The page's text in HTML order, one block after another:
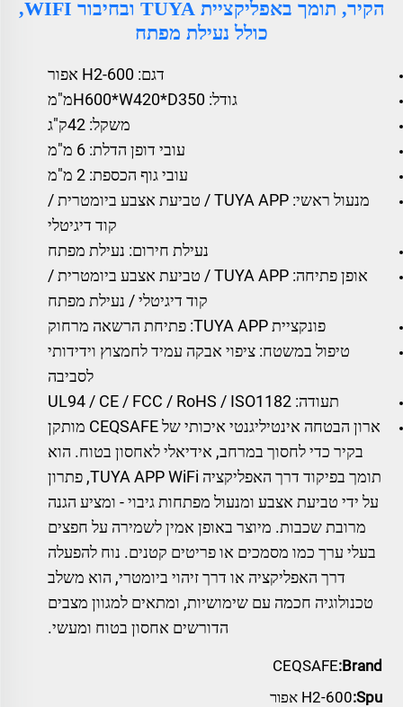
הקיר, תומך באפליקציית TUYA ובחיבור WIFI,
כולל נעילת מפתח
דגם: H2-600 אפור
גודל: H600*W420*D350מ"מ
משקל: 42ק"ג
עובי דופן הדלת: 6 מ"מ
עובי גוף הכספת: 2 מ"מ
מנעול ראשי: TUYA APP / טביעת אצבע ביומטרית /
קוד דיגיטלי
נעילת חירום: נעילת מפתח
אופן פתיחה: TUYA APP / טביעת אצבע ביומטרית /
קוד דיגיטלי / נעילת מפתח
פונקציית TUYA APP: פתיחת הרשאה מרחוק
טיפול במשטח: ציפוי אבקה עמיד לחמצוץ וידידותי
לסביבה
תעודה: UL94 / CE / FCC / RoHS / ISO1182
ארון הבטחה אינטיליגנטי איכותי של CEQSAFE מותקן
בקיר כדי לחסוך במרחב, אידיאלי לאחסון בטוח. הוא
תומך בפיקוד דרך האפליקציה TUYA APP WiFi, פתרון
על ידי טביעת אצבע ומנעול מפתחות גיבוי - ומציע הגנה
מרובת שכבות. מיוצר באופן אמין לשמירה על חפצים
בעלי ערך כמו מסמכים או פריטים קטנים. נוח להפעלה
דרך האפליקציה או דרך זיהוי ביומטרי, הוא משלב
טכנולוגיה חכמה עם שימושיות, ומתאים למגוון מצבים
הדורשים אחסון בטוח ומעשי.
Brand:
CEQSAFE
Spu: H2-600 אפור